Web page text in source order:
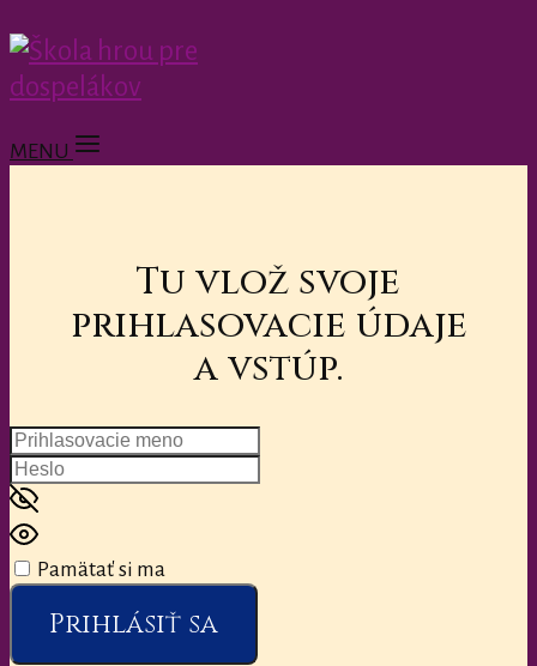
MENU
Tu vlož svoje
prihlasovacie údaje
a vstúp.
Pamätať si ma
Prihlásiť sa